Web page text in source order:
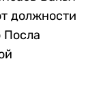
должности
Посла